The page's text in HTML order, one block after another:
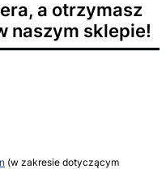
a otrzymasz
naszym sklepie!
(w zakresie dotyczącym